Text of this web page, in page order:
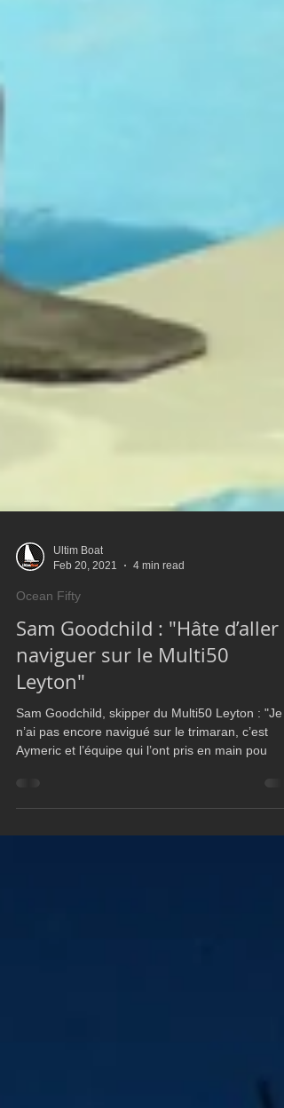
Feb 20, 2021
4 min read
Ocean Fifty
Sam Goodchild : "Hâte d’aller
naviguer sur le Multi50
Leyton"
Aymeric et l’équipe qui l’ont pris en main pou